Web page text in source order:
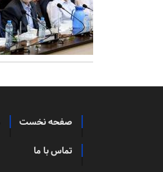
صفحه نخست
تماس با ما